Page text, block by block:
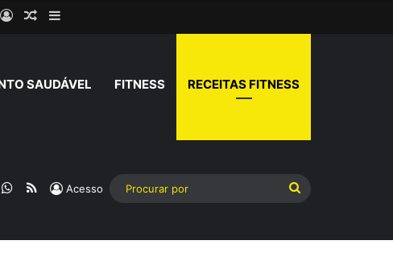
EntrarArtigo aleatório
Barra Lateral
SAUDÁVEL FITNESS RECEITAS FITNESS
WhatsApp
RSS Acesso